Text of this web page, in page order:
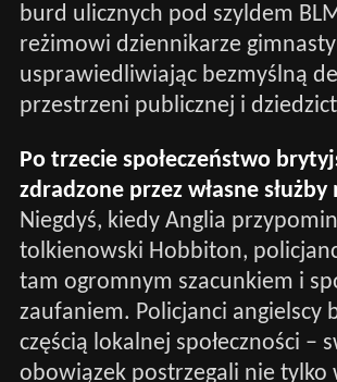
burd ulicznych pod szyldem
reżimowi dziennikarze
usprawiedliwiając bezmyślną
przestrzeni publicznej i
Po trzecie społeczeństwo
zdradzone przez własne
Niegdyś, kiedy Anglia
tolkienowski Hobbiton,
tam ogromnym szacunkiem i
zaufaniem. Policjanci angielscy
częścią lokalnej społeczności –
obowiązek postrzegali nie tylko